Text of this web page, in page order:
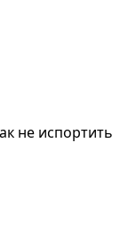
не испортить